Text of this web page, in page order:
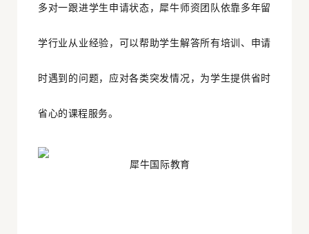
多对一跟进学生申请状态，犀牛师资团队依靠多年留
学行业从业经验，可以帮助学生解答所有培训、申请
时遇到的问题，应对各类突发情况，为学生提供省时
省心的课程服务。